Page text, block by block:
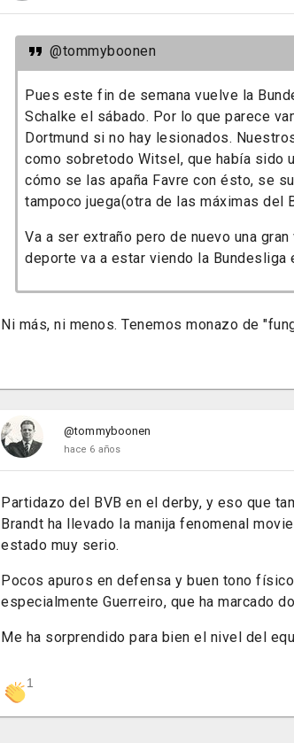
@tommyboonen
Pues este fin de semana vuelve la
Schalke el sábado. Por lo que parece
Dortmund si no hay lesionados.
como sobretodo Witsel, que había sido
cómo se las apaña Favre con ésto, se
tampoco juega(otra de las máximas del
Va a ser extraño pero de nuevo una
deporte va a estar viendo la Bundesliga
Ni más, ni menos. Tenemos monazo de
@tommyboonen
hace 6 años
Partidazo del BVB en el derby, y eso que
Brandt ha llevado la manija fenomenal
estado muy serio.
Pocos apuros en defensa y buen tono
especialmente Guerreiro, que ha marcado
Me ha sorprendido para bien el nivel del
1